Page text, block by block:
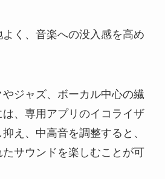
く、音楽への没入感を高め
ジャズ、ボーカル中心の繊
、専用アプリのイコライザ
え、中高音を調整すると、
サウンドを楽しむことが可